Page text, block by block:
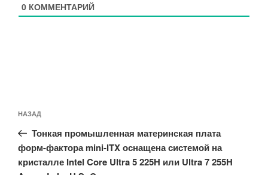
0 КОММЕНТАРИЙ
по
записям
Предыдущая
запись:
НАЗАД
Тонкая промышленная материнская плата
форм-фактора mini-ITX оснащена системой на
кристалле Intel Core Ultra 5 225H или Ultra 7 255H